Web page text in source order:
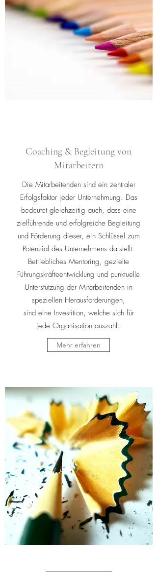
Coaching & Begleitung von
Mitarbeitern
Die Mitarbeitenden sind ein zentraler
Erfolgsfaktor jeder Unternehmung. Das
bedeutet gleichzeitig auch, dass eine
zielführende und erfolgreiche Begleitung
und Förderung dieser, ein Schlüssel zum
Potenzial des Unternehmens darstellt.
Betriebliches Mentoring, gezielte
Führungskräfteentwicklung und punktuelle
Unterstützung der Mitarbeitenden in
speziellen Herausforderungen,
sind eine Investition, welche sich für
jede Organisation auszahlt.
Mehr erfahren